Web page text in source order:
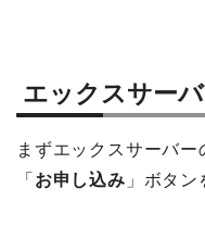
エックスサー
まずエックスサーバー
「 お申し込み 」ボタン